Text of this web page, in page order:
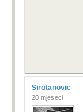
Sirotanovic
20 mjeseci